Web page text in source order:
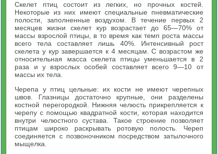
Скелет птиц состоит из легких, но прочных костей.
Некоторые из них имеют специальные пневматические
полости, заполненные воздухом. В течение первых 2
месяцев жизни скелет кур возрастает до 65—70% от
массы взрослой птицы, в то время как темп роста массы
всего тела составляет лишь 40%. Интенсивный рост
скелета у кур завершается к 4 месяцам. С возрастом же
относительная масса скелета птицы уменьшается в 2
раза и у взрослых особей составляет всего 9—10 от
массы их тела.
Черепа у птиц цельные: их кости не имеют черепных
швов. Глазницы достаточно крупные, они разделены
костной перегородкой. Нижняя челюсть прикрепляется к
черепу с помощью квадратной кости, которая находится
внутри челюстного сустава. Такое строение позволяет
птицам широко раскрывать ротовую полость. Череп
соединяется с позвоночником посредством затылочного
мыщелка.